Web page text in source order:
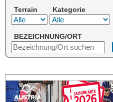
Terrain Kategorie
BEZEICHNUNG/ORT